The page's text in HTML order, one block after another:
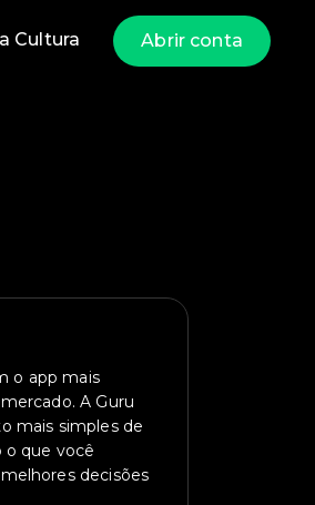
Cultura Abrir conta
o app mais
A Guru
mais simples de
o que você
decisões